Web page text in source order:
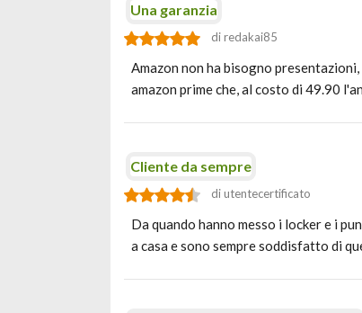
Una garanzia
di redakai85
Amazon non ha bisogno
amazon prime che, al costo di 49.90
Cliente da sempre
di utentecertificato
Da quando hanno messo i locker e i
a casa e sono sempre soddisfatto di